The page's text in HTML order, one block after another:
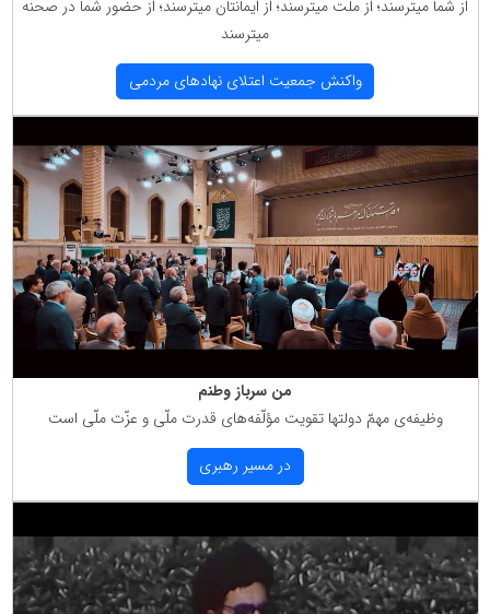
از شما میترسند؛ از ملّت میترسند؛ از ایمانتان میترسند؛ از حضور شما در صحنه
میترسند
واكنش جمعیت اعتلای نهادهای مردمی
من سرباز وطنم
وظیفه‌ی مهمّ دولتها تقویت مؤلّفه‌های قدرت ملّی و عزّت ملّی است
در مسیر رهبری